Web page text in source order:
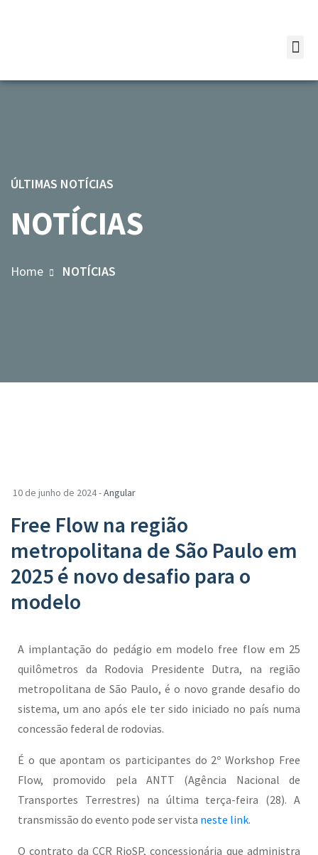
ÚLTIMAS NOTÍCIAS
NOTÍCIAS
Home NOTÍCIAS
10 de junho de 2024 -Angular
Free Flow na região
metropolitana de São Paulo em
2025 é novo desafio para o
modelo
A implantação do pedágio em modelo free flow em 25
quilômetros da Rodovia Presidente Dutra, na região
metropolitana de São Paulo, é o novo grande desafio do
sistema, um ano após ele ter sido iniciado no país numa
concessão federal de rodovias.
É o que apontam os participantes do 2º Workshop Free
Flow, promovido pela ANTT (Agência Nacional de
Transportes Terrestres) na última terça-feira (28). A
transmissão do evento pode ser vista neste link.
O contrato da CCR RioSP, concessionária que administra